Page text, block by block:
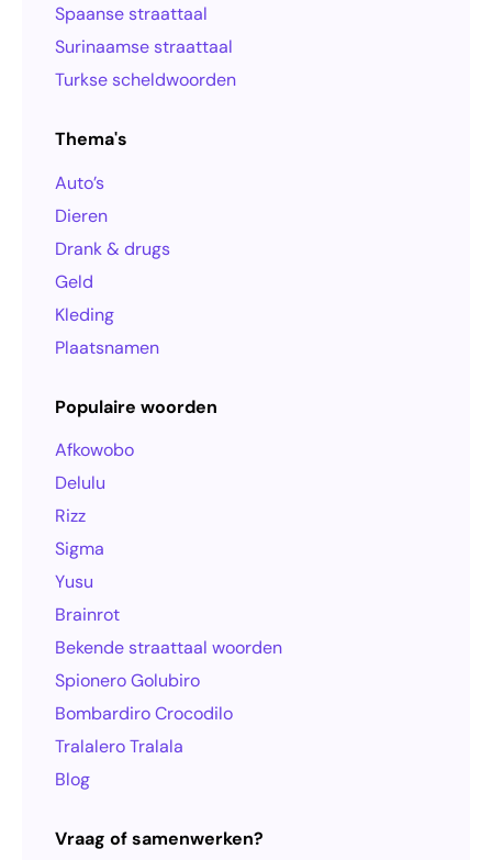
Spaanse straattaal
Surinaamse straattaal
Turkse scheldwoorden
Thema's
Auto’s
Dieren
Drank & drugs
Geld
Kleding
Plaatsnamen
Populaire woorden
Afkowobo
Delulu
Rizz
Sigma
Yusu
Brainrot
Bekende straattaal woorden
Spionero Golubiro
Bombardiro Crocodilo
Tralalero Tralala
Blog
Vraag of samenwerken?